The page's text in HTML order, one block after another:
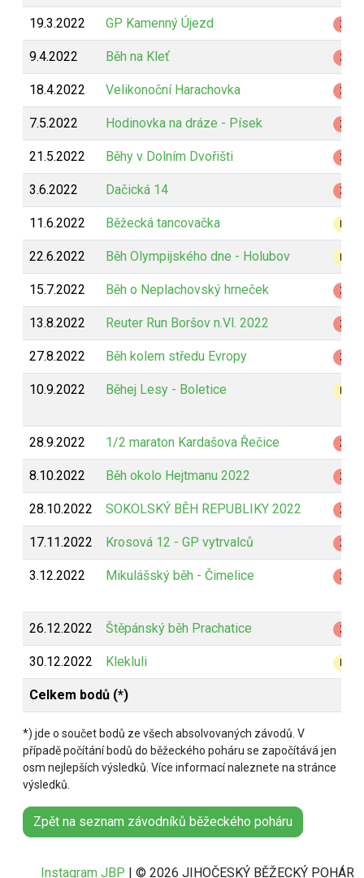
19.3.2022 GP Kamenný Újezd Z
9.4.2022 Běh na Kleť Z
18.4.2022 Velikonoční Harachovka Z
7.5.2022 Hodinovka na dráze - Písek Z
21.5.2022 Běhy v Dolním Dvořišti Z
3.6.2022 Dačická 14 Z
11.6.2022 Běžecká tancovačka
22.6.2022 Běh Olympijského dne - Holubov
15.7.2022 Běh o Neplachovský hrneček Z
13.8.2022 Reuter Run Boršov n.Vl. 2022 Z
27.8.2022 Běh kolem středu Evropy Z
10.9.2022 Běhej Lesy - Boletice
28.9.2022 1/2 maraton Kardašova Řečice Z
8.10.2022 Běh okolo Hejtmanu 2022 Z
28.10.2022 SOKOLSKÝ BĚH REPUBLIKY 2022 Z
17.11.2022 Krosová 12 - GP vytrvalců Z
3.12.2022 Mikulášský běh - Čimelice Z
26.12.2022 Štěpánský běh Prachatice Z
30.12.2022 Klekluli
Celkem bodů (*)
*) jde o součet bodů ze všech absolvovaných závodů. V
případě počítání bodů do běžeckého poháru se započítává jen
osm nejlepších výsledků. Více informací naleznete na stránce
výsledků.
Zpět na seznam závodníků běžeckého poháru
Instagram JBP | © 2026 JIHOČESKÝ BĚŽECKÝ POHÁR